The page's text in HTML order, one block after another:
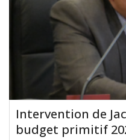
Intervention de
budget primitif